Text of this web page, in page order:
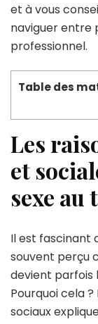
et à vous
naviguer entre
professionnel.
Table des
Les
et
sexe au
Il est fascinant
souvent perçu
devient parfois
Pourquoi cela
sociaux